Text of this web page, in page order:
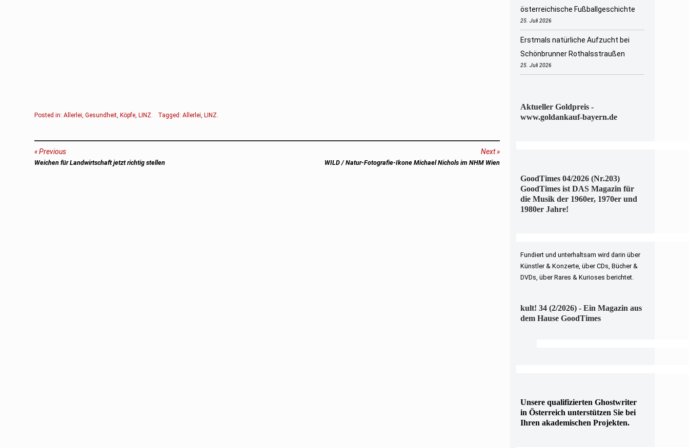
Posted in:Allerlei ,Gesundheit ,Köpfe ,LINZ Tagged:Allerlei ,LINZ
Beitragsnavigation
Previous
Previous
Weichen für Landwirtschaft jetzt richtig stellen
Next
Next
WILD / Natur-Fotografie-Ikone Michael Nichols im NHM Wien
österreichische Fußballgeschichte
25. Juli 2026
Erstmals natürliche Aufzucht bei
Schönbrunner Rothalsstraußen
25. Juli 2026
Aktueller Goldpreis -
www.goldankauf-bayern.de
GoodTimes 04/2026 (Nr.203)
GoodTimes ist DAS Magazin für
die Musik der 1960er, 1970er und
1980er Jahre!
Fundiert und unterhaltsam wird darin über
Künstler & Konzerte, über CDs, Bücher &
DVDs, über Rares & Kurioses berichtet.
kult! 34 (2/2026) - Ein Magazin aus
dem Hause GoodTimes
Unsere qualifizierten Ghostwriter
in Österreich unterstützen Sie bei
Ihren akademischen Projekten.